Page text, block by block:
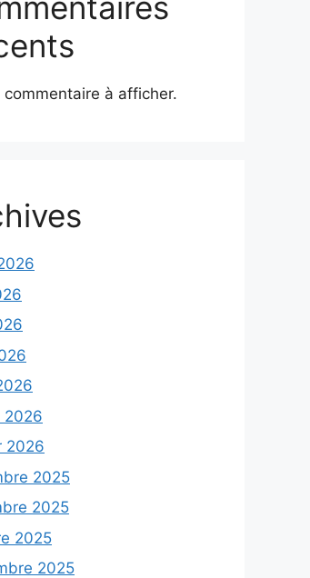
commentaire à afficher.
2026
2026
2025
2025
2025
2025